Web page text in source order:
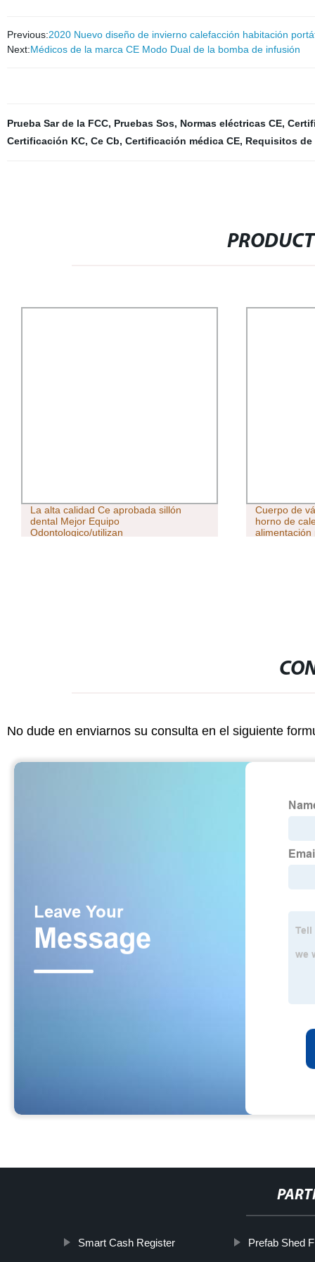
Previous:2020 Nuevo diseño de invierno calefacción habitación
Next:Médicos de la marca CE Modo Dual de la bomba de infusión
Prueba Sar de la FCC, Pruebas Sos, Normas eléctricas CE,
Certificación KC, Ce Cb, Certificación médica CE, Requisitos de
La alta calidad Ce aprobada sillón
dental Mejor Equipo
Odontologico/utilizan
Cuerpo de
horno de
alimentación
No dude en enviarnos su consulta en el siguiente
Smart Cash Register Prefab Shed